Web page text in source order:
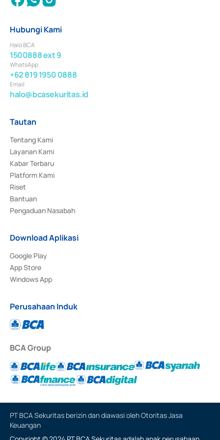
Hubungi Kami
Halo BCA
1500888 ext 9
WhatsApp
+62 819 1950 0888
Email
halo@bcasekuritas.id
Tautan
Tentang Kami
Layanan Kami
Kabar Terbaru
Platform Kami
Riset
Bantuan
Pengaduan Nasabah
Download Aplikasi
Google Play
App Store
Windows App
Perusahaan Induk
BCA Group
PT BCA Sekuritas berizin dan diawasi oleh Otoritas Jasa
Keuangan